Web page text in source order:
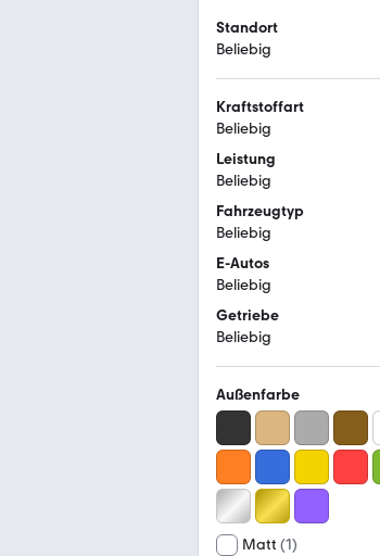
Standort
Beliebig
Kraftstoffart
Beliebig
Leistung
Beliebig
Fahrzeugtyp
Beliebig
E-Autos
Beliebig
Getriebe
Beliebig
Außenfarbe
Matt (1)